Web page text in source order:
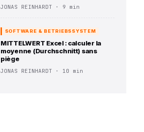
JONAS REINHARDT · 9 min
SOFTWARE & BETRIEBSSYSTEM
MITTELWERT Excel : calculer la
moyenne (Durchschnitt) sans
piège
JONAS REINHARDT · 10 min